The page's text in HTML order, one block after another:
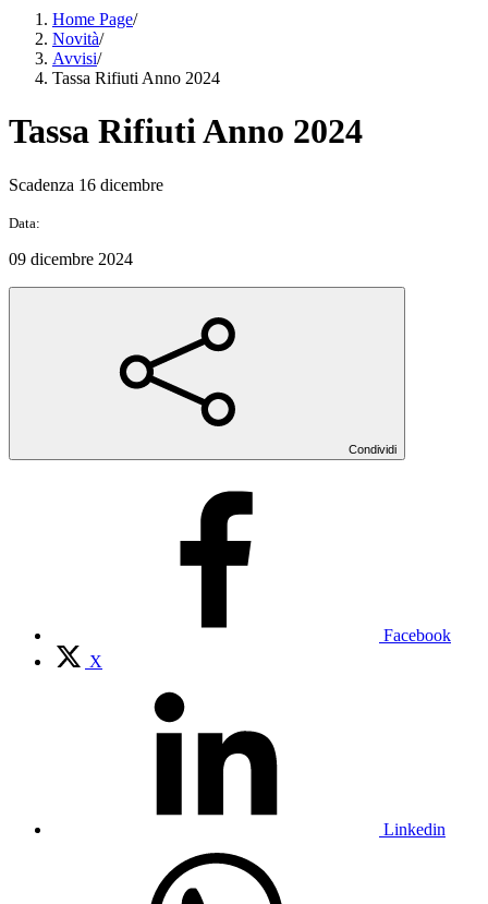
Home Page/
Novità/
Avvisi/
Tassa Rifiuti Anno 2024
Tassa Rifiuti Anno 2024
Scadenza 16 dicembre
Data:
09 dicembre 2024
Condividi
Facebook
X
Linkedin